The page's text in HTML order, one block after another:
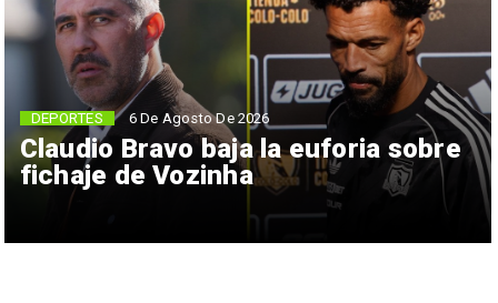
Claudio Bravo baja la euforia sobre
fichaje de Vozinha
DEPORTES 6 De Agosto De 2026